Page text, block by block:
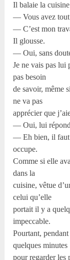
Il balaie la
— Vous avez tout
— C’est mon
Il glousse.
— Oui, sans
Je ne vais pas lui
pas besoin
de savoir, même
ne va pas
apprécier que
— Oui, lui
— Eh bien, il faut
occupe.
Comme si elle
dans la
cuisine, vêtue
celui qu’elle
portait il y a
impeccable.
Pourtant,
quelques minutes
pour regarder les